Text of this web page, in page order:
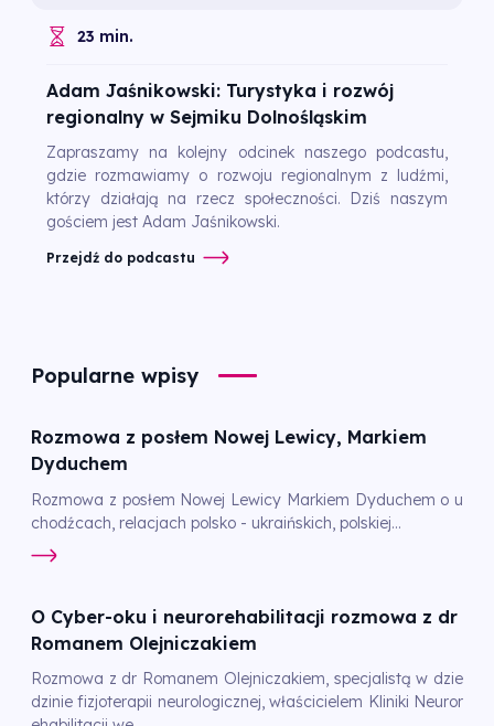
23 min.
Adam Jaśnikowski: Turystyka i rozwój
regionalny w Sejmiku Dolnośląskim
Zapraszamy na kolejny odcinek naszego podcastu,
gdzie rozmawiamy o rozwoju regionalnym z ludźmi,
którzy działają na rzecz społeczności. Dziś naszym
gościem jest Adam Jaśnikowski.
Przejdź do podcastu
Popularne wpisy
Rozmowa z posłem Nowej Lewicy, Markiem
Dyduchem
Rozmowa z posłem Nowej Lewicy Markiem Dyduchem o u
chodźcach, relacjach polsko - ukraińskich, polskiej...
O Cyber-oku i neurorehabilitacji rozmowa z dr
Romanem Olejniczakiem
Rozmowa z dr Romanem Olejniczakiem, specjalistą w dzie
dzinie fizjoterapii neurologicznej, właścicielem Kliniki Neuror